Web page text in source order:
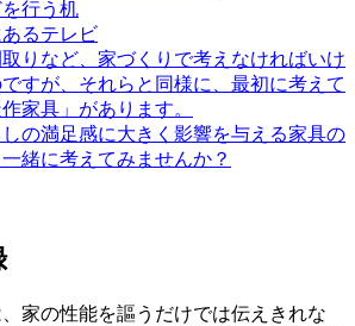
りなど、家づくりで考えなければいけ
すが、それらと同様に、最初に考えて
家具」があります。
の満足感に大きく影響を与える家具の
緒に考えてみませんか？
家の性能を謳うだけでは伝えきれな